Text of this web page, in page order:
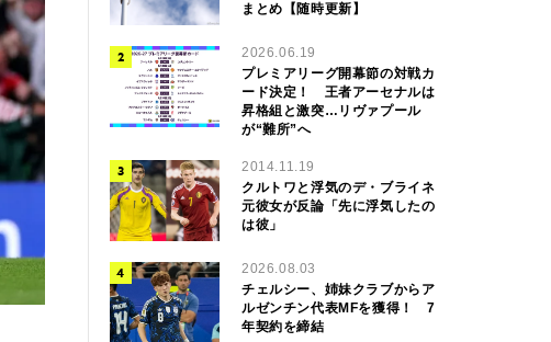
まとめ【随時更新】
2026.06.19
プレミアリーグ開幕節の対戦カ
ード決定！ 王者アーセナルは
昇格組と激突…リヴァプール
が“難所”へ
2014.11.19
クルトワと浮気のデ・ブライネ
元彼女が反論「先に浮気したの
は彼」
2026.08.03
チェルシー、姉妹クラブからア
ルゼンチン代表MFを獲得！ 7
年契約を締結